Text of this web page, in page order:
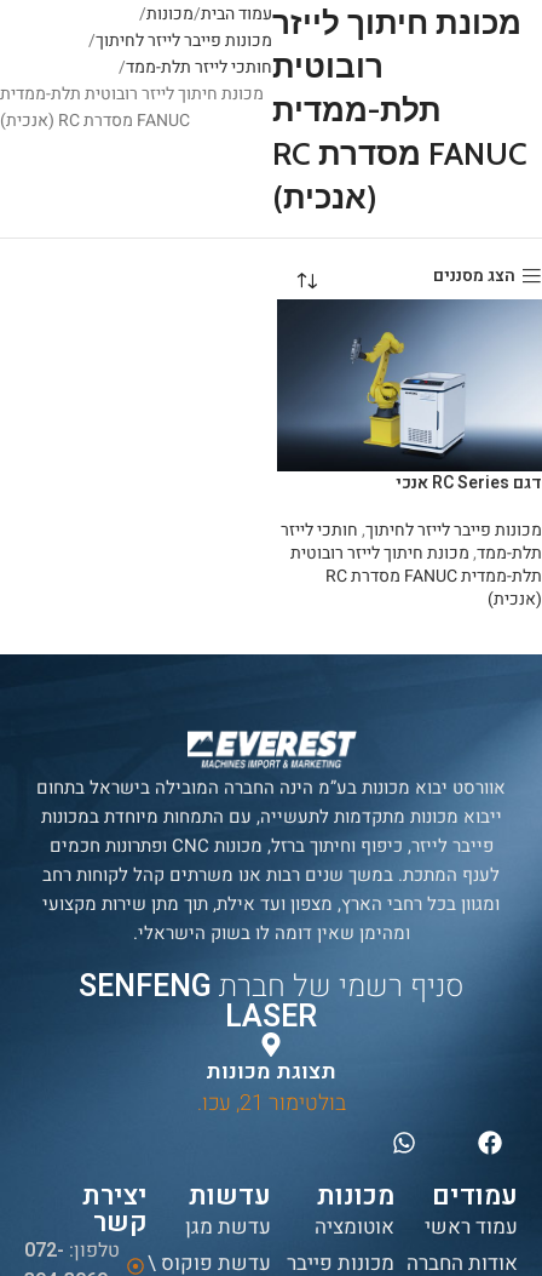
מכונת חיתוך לייזר
רובוטית
תלת-ממדית
FANUC מסדרת RC
(אנכית)
עמוד הבית מכונות
מכונות פייבר לייזר לחיתוך
חותכי לייזר תלת-ממד
מכונת חיתוך לייזר רובוטית תלת-ממדית
FANUC מסדרת RC (אנכית)
הצג מסננים
דגם RC Series אנכי
מכונות פייבר לייזר לחיתוך,חותכי לייזר
תלת-ממד,מכונת חיתוך לייזר רובוטית
תלת-ממדית FANUC מסדרת RC
(אנכית)
אוורסט יבוא מכונות בע”מ הינה החברה המובילה בישראל בתחום
ייבוא מכונות מתקדמות לתעשייה, עם התמחות מיוחדת במכונות
פייבר לייזר, כיפוף וחיתוך ברזל, מכונות CNC ופתרונות חכמים
לענף המתכת. במשך שנים רבות אנו משרתים קהל לקוחות רחב
ומגוון בכל רחבי הארץ, מצפון ועד אילת, תוך מתן שירות מקצועי
ומהימן שאין דומה לו בשוק הישראלי.
סניף רשמי של חברתSENFENG
LASER
תצוגת מכונות
בולטימור 21, עכו.
עמודים
עמוד ראשי
אודות החברה
מכונות
אוטומציה
מכונות פייבר
עדשות
עדשת מגן
עדשת פוקוס \
יצירת
קשר
טלפון: 072-